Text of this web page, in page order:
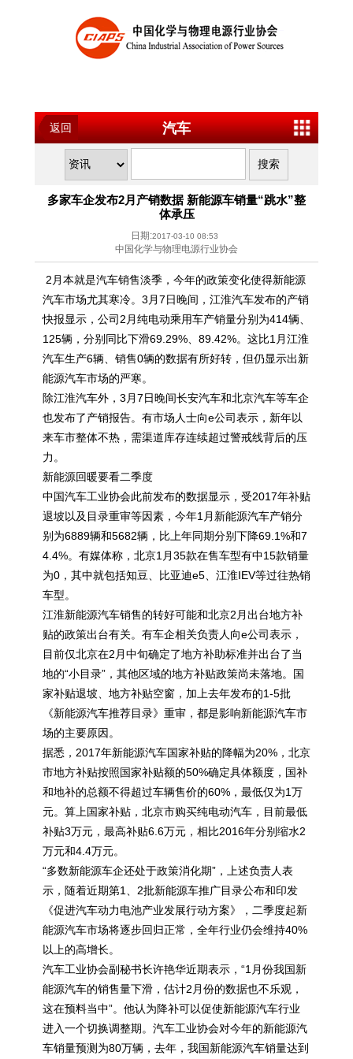
返回 汽车
多家车企发布2月产销数据 新能源车销量“跳水”整
体承压
日期:2017-03-10 08:53
中国化学与物理电源行业协会
2月本就是汽车销售淡季，今年的政策变化使得新能源
汽车市场尤其寒冷。3月7日晚间，江淮汽车发布的产销
快报显示，公司2月纯电动乘用车产销量分别为414辆、
125辆，分别同比下滑69.29%、89.42%。这比1月江淮
汽车生产6辆、销售0辆的数据有所好转，但仍显示出新
能源汽车市场的严寒。
除江淮汽车外，3月7日晚间长安汽车和北京汽车等车企
也发布了产销报告。有市场人士向e公司表示，新年以
来车市整体不热，需渠道库存连续超过警戒线背后的压
力。
新能源回暖要看二季度
中国汽车工业协会此前发布的数据显示，受2017年补贴
退坡以及目录重审等因素，今年1月新能源汽车产销分
别为6889辆和5682辆，比上年同期分别下降69.1%和7
4.4%。有媒体称，北京1月35款在售车型有中15款销量
为0，其中就包括知豆、比亚迪e5、江淮IEV等过往热销
车型。
江淮新能源汽车销售的转好可能和北京2月出台地方补
贴的政策出台有关。有车企相关负责人向e公司表示，
目前仅北京在2月中旬确定了地方补助标准并出台了当
地的“小目录”，其他区域的地方补贴政策尚未落地。国
家补贴退坡、地方补贴空窗，加上去年发布的1-5批
《新能源汽车推荐目录》重审，都是影响新能源汽车市
场的主要原因。
据悉，2017年新能源汽车国家补贴的降幅为20%，北京
市地方补贴按照国家补贴额的50%确定具体额度，国补
和地补的总额不得超过车辆售价的60%，最低仅为1万
元。算上国家补贴，北京市购买纯电动汽车，目前最低
补贴3万元，最高补贴6.6万元，相比2016年分别缩水2
万元和4.4万元。
“多数新能源车企还处于政策消化期”，上述负责人表
示，随着近期第1、2批新能源车推广目录公布和印发
《促进汽车动力电池产业发展行动方案》，二季度起新
能源汽车市场将逐步回归正常，全年行业仍会维持40%
以上的高增长。
汽车工业协会副秘书长许艳华近期表示，“1月份我国新
能源汽车的销售量下滑，估计2月份的数据也不乐观，
这在预料当中”。他认为降补可以促使新能源汽车行业
进入一个切换调整期。汽车工业协会对今年的新能源汽
车销量预测为80万辆，去年，我国新能源汽车销量达到